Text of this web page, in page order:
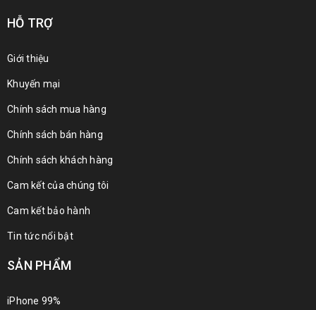
HỖ TRỢ
Giới thiệu
Khuyến mại
Chính sách mua hàng
Chính sách bán hàng
Chính sách khách hàng
Cam kết của chúng tôi
Cam kết bảo hành
Tin tức nổi bật
SẢN PHẨM
iPhone 99%